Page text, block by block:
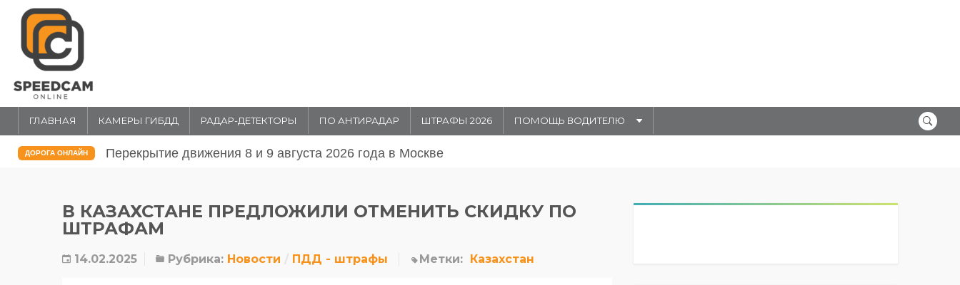
ГЛАВНАЯ КАМЕРЫ ГИБДД РАДАР-ДЕТЕКТОРЫ ПО АНТИРАДАР ШТРАФЫ 2026 ПОМОЩЬ ВОДИТЕЛЮ
ДОРОГА ОНЛАЙН Перекрытие движения 31 июля и 1 августа 20026 года в Москве
В КАЗАХСТАНЕ ПРЕДЛОЖИЛИ ОТМЕНИТЬ СКИДКУ ПО
ШТРАФАМ
14.02.2025 Рубрика: Новости ПДД - штрафы Метки: Казахстан